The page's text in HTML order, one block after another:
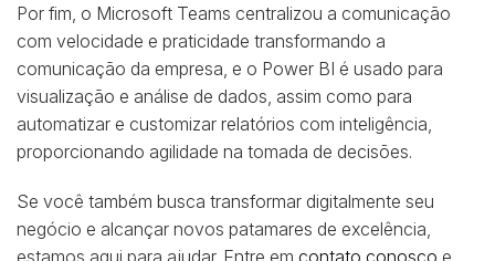
Por fim, o Microsoft Teams centralizou a comunicação
com velocidade e praticidade transformando a
comunicação da empresa, e o Power BI é usado para
visualização e análise de dados, assim como para
automatizar e customizar relatórios com inteligência,
proporcionando agilidade na tomada de decisões.
Se você também busca transformar digitalmente seu
negócio e alcançar novos patamares de excelência,